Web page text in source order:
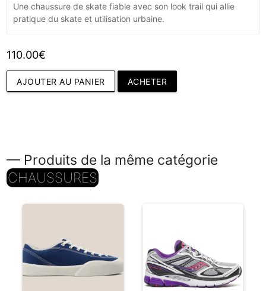
Une chaussure de skate fiable avec son look trail qui allie
pratique du skate et utilisation urbaine.
110.00€
AJOUTER AU PANIER ACHETER
— Produits de la même catégorie
CHAUSSURES